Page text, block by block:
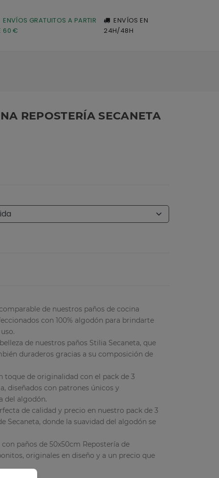
ENVÍOS GRATUITOS A PARTIR
60 €
ENVÍOS EN
24H/48H
REPOSTERÍA SECANETA
de nuestros paños de cocina
con 100% algodón para brindarte
de nuestros paños Stilia Secaneta, que
duraderos gracias a su composición de
toque de originalidad con el pack de 3
diseñados con patrones únicos y
del algodón.
de calidad y precio en nuestro pack de 3
Secaneta, donde la suavidad del algodón se
paños de 50x50cm Repostería de
originales en diseño y a un precio que